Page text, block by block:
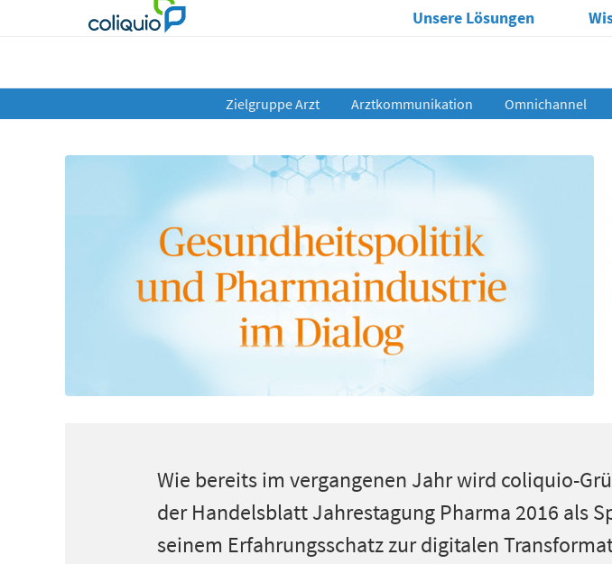
Unsere Lösungen
Zielgruppe Arzt Arztkommunikation Omnichannel
Wie bereits im vergangenen Jahr wird coliquio-
der Handelsblatt Jahrestagung Pharma 2016 als
seinem Erfahrungsschatz zur digitalen